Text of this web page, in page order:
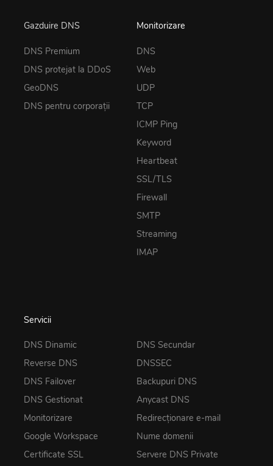
Gazduire DNS
DNS Premium
DNS protejat la DDoS
GeoDNS
DNS pentru corporații
Monitorizare
DNS
Web
UDP
TCP
ICMP Ping
Keyword
Heartbeat
SSL/TLS
Firewall
SMTP
Streaming
IMAP
Servicii
DNS Dinamic
Reverse DNS
DNS Failover
DNS Gestionat
Monitorizare
Google Workspace
Certificate SSL
DNS Secundar
DNSSEC
Backupuri DNS
Anycast DNS
Redirecționare e-mail
Nume domenii
Servere DNS Private